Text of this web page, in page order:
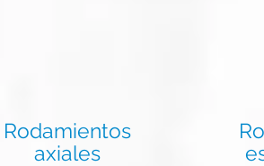
Rodamientos
axiales